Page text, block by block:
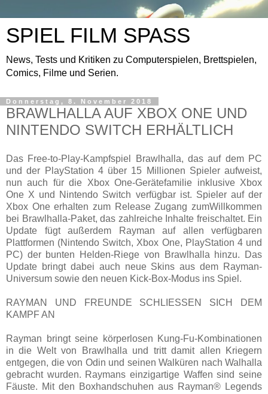
SPIEL FILM SPASS
News, Tests und Kritiken zu Computerspielen, Brettspielen,
Comics, Filme und Serien.
Donnerstag, 8. November 2018
BRAWLHALLA AUF XBOX ONE UND
NINTENDO SWITCH ERHÄLTLICH
Das Free-to-Play-Kampfspiel Brawlhalla, das auf dem PC
und der PlayStation 4 über 15 Millionen Spieler aufweist,
nun auch für die Xbox One-Gerätefamilie inklusive Xbox
One X und Nintendo Switch verfügbar ist. Spieler auf der
Xbox One erhalten zum Release Zugang zumWillkommen
bei Brawlhalla-Paket, das zahlreiche Inhalte freischaltet. Ein
Update fügt außerdem Rayman auf allen verfügbaren
Plattformen (Nintendo Switch, Xbox One, PlayStation 4 und
PC) der bunten Helden-Riege von Brawlhalla hinzu. Das
Update bringt dabei auch neue Skins aus dem Rayman-
Universum sowie den neuen Kick-Box-Modus ins Spiel.
RAYMAN UND FREUNDE SCHLIESSEN SICH DEM
KAMPF AN
Rayman bringt seine körperlosen Kung-Fu-Kombinationen
in die Welt von Brawlhalla und tritt damit allen Kriegern
entgegen, die von Odin und seinen Walküren nach Walhalla
gebracht wurden. Raymans einzigartige Waffen sind seine
Fäuste. Mit den Boxhandschuhen aus Rayman® Legends